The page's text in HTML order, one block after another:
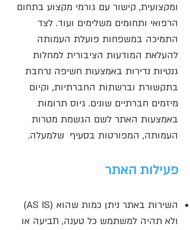
ומקצועית, קישור עם גורמי מקצוע בתחום
הרפואי ותחומים משלימים ועוד. לצד
התמיכה במשפחות פועלת העמותה
להעלאת המודעות הציבורית למחלות
גנטיות נדירות באמצעות חשיפה נרחבת
בתקשורת וברשתות החברתיות, וקיום
מיזמים חברתיים שונים. גיוס תרומות
באמצעות האתר לשם הגשמת מטרות
העמותה, המפורטות בסעיף שלמעלה.
פעילות האתר
השירות באתר ניתן כמות שהוא (AS IS)
ולא תהיה למשתמש כל טענה, תביעה או